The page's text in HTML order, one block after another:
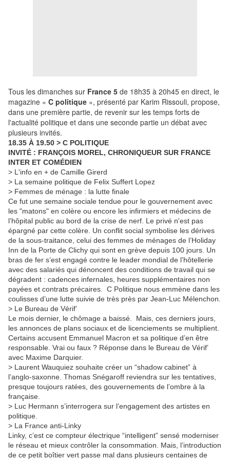
Tous les dimanches sur France 5 de 18h35 à 20h45 en direct, le
magazine « C politique », présenté par Karim Rissouli, propose,
dans une première partie, de revenir sur les temps forts de
l'actualité politique et dans une seconde partie un débat avec
plusieurs invités.
18.35 À 19.50 > C POLITIQUE
INVITÉ : FRANÇOIS MOREL, CHRONIQUEUR SUR FRANCE
INTER ET COMÉDIEN
> L'info en + de Camille Girerd
> La semaine politique de Felix Suffert Lopez
> Femmes de ménage : la lutte finale
Ce fut une semaine sociale tendue pour le gouvernement avec
les "matons" en colère ou encore les infirmiers et médecins de
l’hôpital public au bord de la crise de nerf. Le privé n'est pas
épargné par cette colère. Un conflit social symbolise les dérives
de la sous-traitance, celui des femmes de ménages de l’Holiday
Inn de la Porte de Clichy qui sont en grève depuis 100 jours. Un
bras de fer s’est engagé contre le leader mondial de l’hôtellerie
avec des salariés qui dénoncent des conditions de travail qui se
dégradent : cadences infernales, heures supplémentaires non
payées et contrats précaires. C Politique nous emmène dans les
coulisses d’une lutte suivie de très près par Jean-Luc Mélenchon.
> Le Bureau de Vérif’
Le mois dernier, le chômage a baissé. Mais, ces derniers jours,
les annonces de plans sociaux et de licenciements se multiplient.
Certains accusent Emmanuel Macron et sa politique d’en être
responsable. Vrai ou faux ? Réponse dans le Bureau de Vérif’
avec Maxime Darquier.
> Laurent Wauquiez souhaite créer un “shadow cabinet” à
l’anglo-saxonne. Thomas Snégaroff reviendra sur les tentatives,
presque toujours ratées, des gouvernements de l’ombre à la
française.
> Luc Hermann s’interrogera sur l’engagement des artistes en
politique.
> La France anti-Linky
Linky, c’est ce compteur électrique “intelligent” sensé moderniser
le réseau et mieux contrôler la consommation. Mais, l’introduction
de ce petit boîtier vert passe mal dans plusieurs centaines de